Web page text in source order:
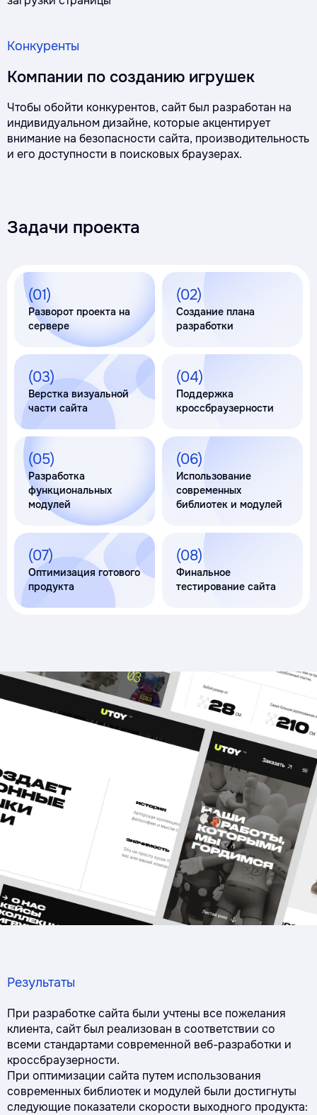
Конкуренты
Компании по созданию игрушек
Чтобы обойти конкурентов, сайт был разработан на
индивидуальном дизайне, которые акцентирует
внимание на безопасности сайта, производительность
и его доступности в поисковых браузерах.
Задачи проекта
(01)
Разворот проекта на
сервере
(02)
Создание плана
разработки
(03)
Верстка визуальной
части сайта
(04)
Поддержка
кроссбраузерности
(05)
Разработка
функциональных
модулей
(06)
Использование
современных
библиотек и модулей
(07)
Оптимизация готового
продукта
(08)
Финальное
тестирование сайта
Результаты
При разработке сайта были учтены все пожелания
клиента, сайт был реализован в соответствии со
всеми стандартами современной веб-разработки и
кроссбраузерности.
При оптимизации сайта путем использования
современных библиотек и модулей были достигнуты
следующие показатели скорости выходного продукта: